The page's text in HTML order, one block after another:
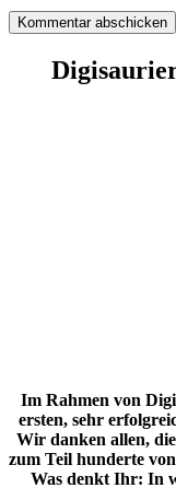
Im Rahmen von
ersten, sehr
Wir danken allen,
zum Teil hunderte
Was denkt Ihr: In